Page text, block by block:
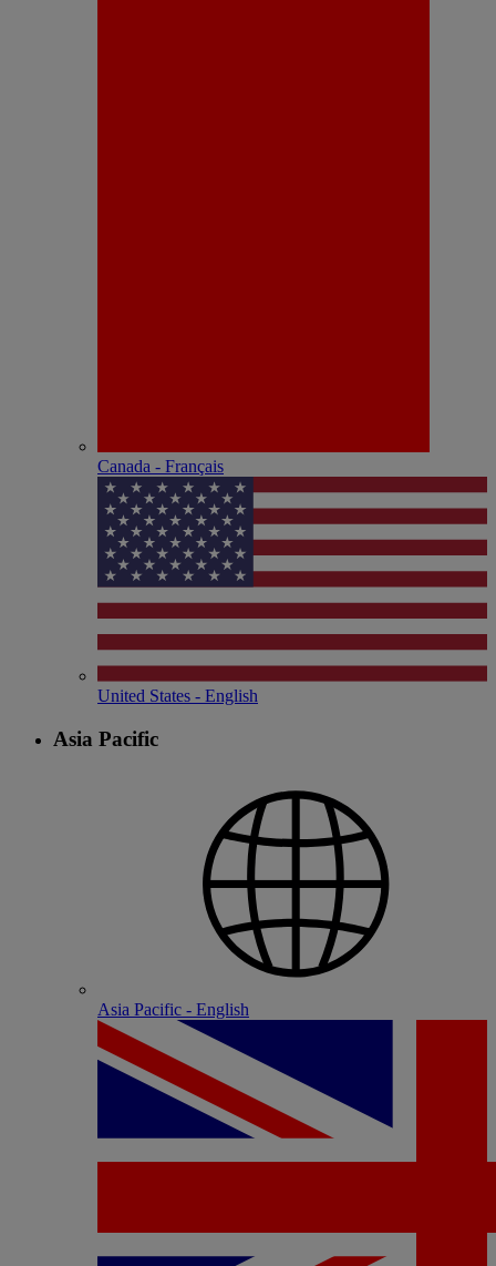
Canada - Français
United States - English
Asia Pacific
Asia Pacific - English